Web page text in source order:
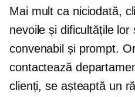
Mai mult ca niciodată,
nevoile și dificultățile
convenabil și prompt.
contactează
clienți, se așteaptă un